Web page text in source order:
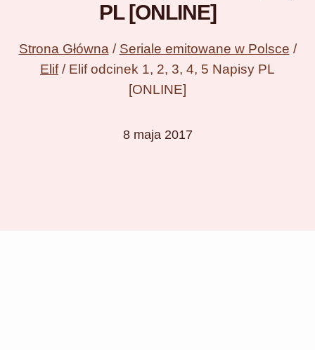
PL [ONLINE]
Strona Główna / Seriale emitowane w Polsce /
Elif / Elif odcinek 1, 2, 3, 4, 5 Napisy PL
[ONLINE]
8 maja 2017